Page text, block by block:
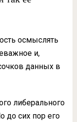
осмыслять
и,
данных в
либерального
до сих пор его